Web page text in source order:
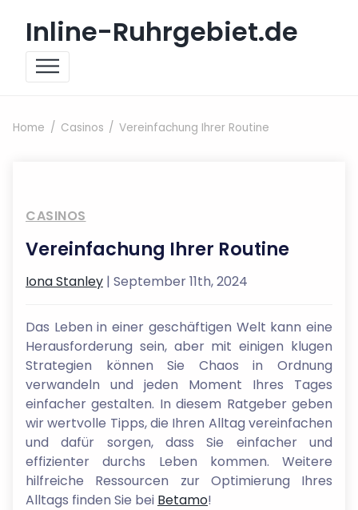
Inline-Ruhrgebiet.de
Home Casinos Vereinfachung Ihrer Routine
CASINOS
Vereinfachung Ihrer Routine
Iona Stanley | September 11th, 2024
Das Leben in einer geschäftigen Welt kann eine
Herausforderung sein, aber mit einigen klugen
Strategien können Sie Chaos in Ordnung
verwandeln und jeden Moment Ihres Tages
einfacher gestalten. In diesem Ratgeber geben
wir wertvolle Tipps, die Ihren Alltag vereinfachen
und dafür sorgen, dass Sie einfacher und
effizienter durchs Leben kommen. Weitere
hilfreiche Ressourcen zur Optimierung Ihres
Alltags finden Sie bei Betamo!